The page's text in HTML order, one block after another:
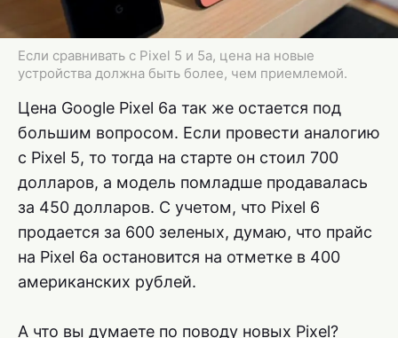
Если сравнивать с Pixel 5 и 5a, цена на новые
устройства должна быть более, чем приемлемой.
Цена Google Pixel 6a так же остается под
большим вопросом. Если провести аналогию
с Pixel 5, то тогда на старте он стоил 700
долларов, а модель помладше продавалась
за 450 долларов. С учетом, что Pixel 6
продается за 600 зеленых, думаю, что прайс
на Pixel 6a остановится на отметке в 400
американских рублей.
А что вы думаете по поводу новых Pixel?